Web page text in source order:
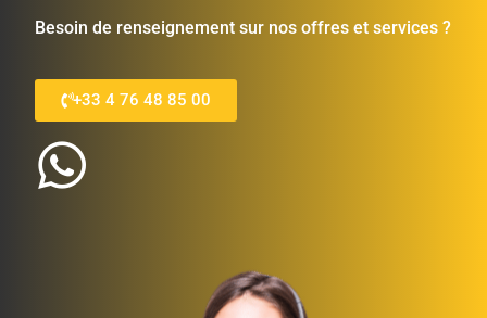
Besoin de renseignement sur nos offres et services ?
+33 4 76 48 85 00